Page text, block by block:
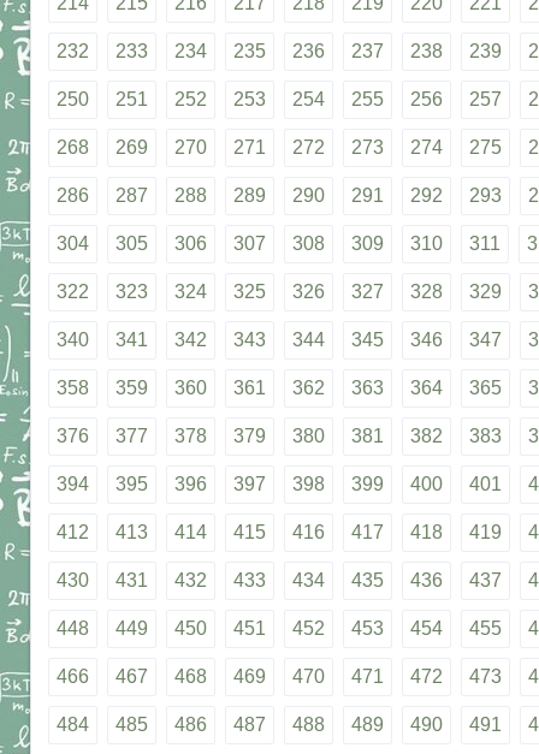
232 233 234 235 236 237 238 239
250 251 252 253 254 255 256 257
268 269 270 271 272 273 274 275
286 287 288 289 290 291 292 293
304 305 306 307 308 309 310 311
322 323 324 325 326 327 328 329
340 341 342 343 344 345 346 347
358 359 360 361 362 363 364 365
376 377 378 379 380 381 382 383
394 395 396 397 398 399 400 401
412 413 414 415 416 417 418 419
430 431 432 433 434 435 436 437
448 449 450 451 452 453 454 455
466 467 468 469 470 471 472 473
484 485 486 487 488 489 490 491